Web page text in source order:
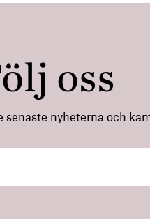
oss
nyheterna och